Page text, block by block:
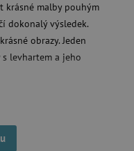
malby pouhým
dokonalý výsledek.
obrazy. Jeden
levhartem a jeho
cookies
jako je
Webové